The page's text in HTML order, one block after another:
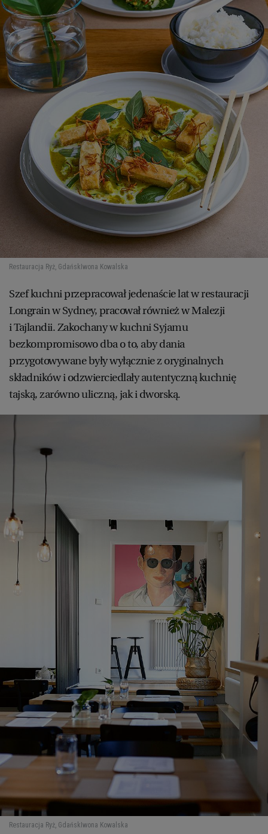
Restauracja Ryż, GdańskIwona Kowalska
Szef kuchni przepracował jedenaście lat w restauracji
Longrain w Sydney, pracował również w Malezji
i Tajlandii. Zakochany w kuchni Syjamu
bezkompromisowo dba o to, aby dania
przygotowywane były wyłącznie z oryginalnych
składników i odzwierciedlały autentyczną kuchnię
tajską, zarówno uliczną, jak i dworską.
Restauracja Ryż, Gdańsk Iwona Kowalska